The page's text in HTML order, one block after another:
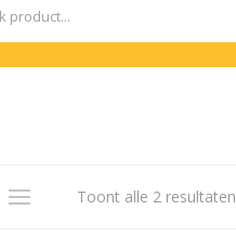
Toont alle 2 resultaten